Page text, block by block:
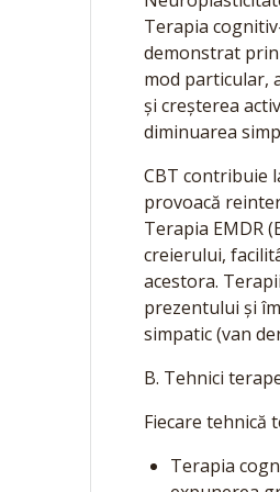
Terapia
demonstrat
mod particular,
și creșterea
diminuarea
CBT contribuie
provoacă
Terapia EMDR
creierului,
acestora.
prezentului și
simpatic (van
B. Tehnici
Fiecare tehnică
Terapia